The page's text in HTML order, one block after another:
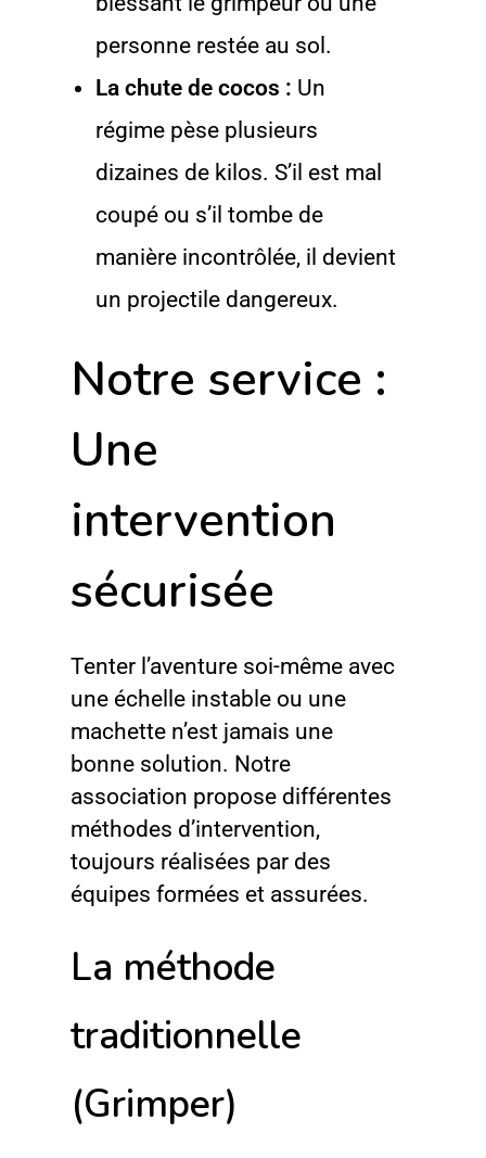
personne restée au sol.
La chute de cocos : Un
régime pèse plusieurs
dizaines de kilos. S’il est mal
coupé ou s’il tombe de
manière incontrôlée, il devient
un projectile dangereux.
Notre service :
Une
intervention
sécurisée
Tenter l’aventure soi-même avec
une échelle instable ou une
machette n’est jamais une
bonne solution. Notre
association propose différentes
méthodes d’intervention,
toujours réalisées par des
équipes formées et assurées.
La méthode
traditionnelle
(Grimper)